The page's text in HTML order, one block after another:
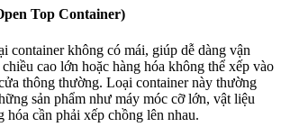
Top Container)
container không có mái, giúp dễ dàng vận
cao lớn hoặc hàng hóa không thể xếp vào
thông thường. Loại container này thường
sản phẩm như máy móc cỡ lớn, vật liệu
hóa cần phải xếp chồng lên nhau.